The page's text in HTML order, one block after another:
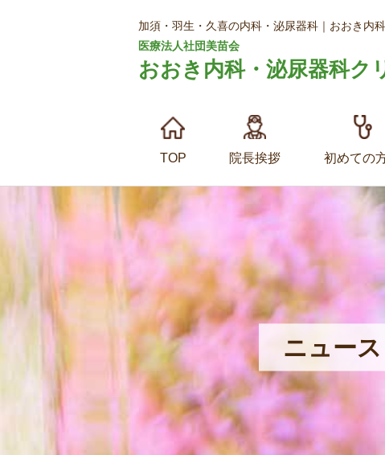
加須・羽生・久喜の内科・泌尿器科｜おおき内
医療法人社団美苗会
おおき内科・泌尿器科ク
TOP 院長挨拶 初めての
ニュース